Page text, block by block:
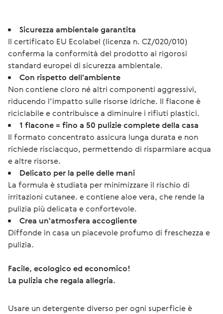
Sicurezza ambientale garantita
Il certificato EU Ecolabel (licenza n. CZ/020/010)
conferma la conformità del prodotto ai rigorosi
standard europei di sicurezza ambientale.
Con rispetto dell'ambiente
Non contiene cloro né altri componenti aggressivi,
riducendo l’impatto sulle risorse idriche. Il flacone è
riciclabile e contribuisce a diminuire i rifiuti plastici.
1 flacone = fino a 50 pulizie complete della casa
Il formato concentrato assicura lunga durata e non
richiede risciacquo, permettendo di risparmiare acqua
e altre risorse.
Delicato per la pelle delle mani
La formula è studiata per minimizzare il rischio di
irritazioni cutanee. e contiene aloe vera, che rende la
pulizia più delicata e confortevole.
Crea un'atmosfera accogliente
Diffonde in casa un piacevole profumo di freschezza e
pulizia.
Facile, ecologico ed economico!
La pulizia che regala allegria.
Usare un detergente diverso per ogni superficie è